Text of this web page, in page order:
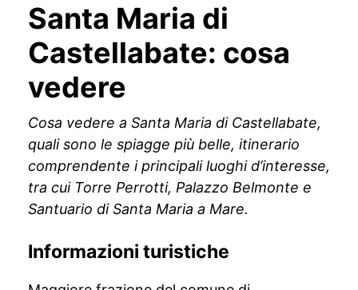
Santa Maria di
Castellabate: cosa
vedere
Cosa vedere a Santa Maria di Castellabate,
quali sono le spiagge più belle, itinerario
comprendente i principali luoghi d’interesse,
tra cui Torre Perrotti, Palazzo Belmonte e
Santuario di Santa Maria a Mare.
Informazioni turistiche